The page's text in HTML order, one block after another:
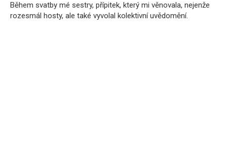
Během svatby mé sestry, přípitek, který mi věnovala, nejenže
rozesmál hosty, ale také vyvolal kolektivní uvědomění.